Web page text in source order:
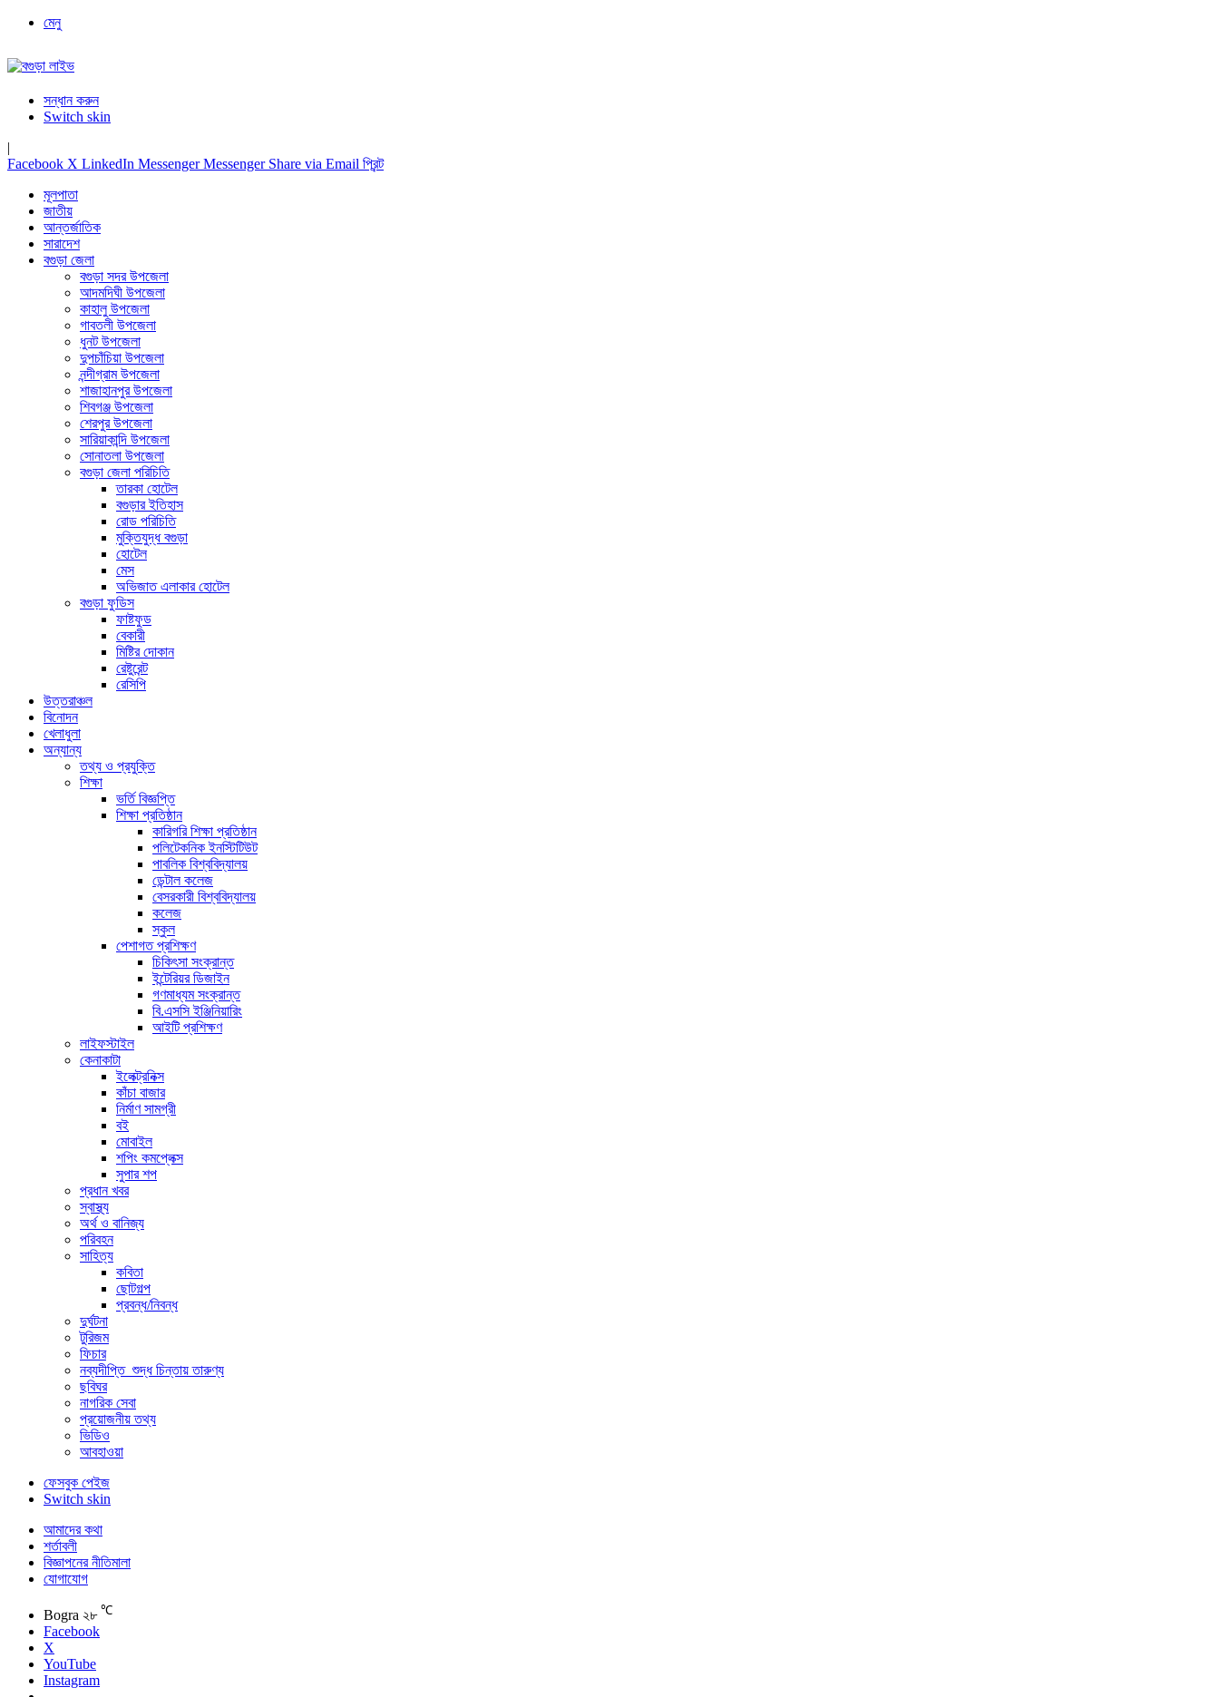
মেনু
সন্ধান করুন
Switch skin
|
Facebook X LinkedIn Messenger Messenger Share via Email প্রিন্ট
মূলপাতা
জাতীয়
আন্তর্জাতিক
সারাদেশ
বগুড়া জেলা
বগুড়া সদর উপজেলা
আদমদিঘী উপজেলা
কাহালু উপজেলা
গাবতলী উপজেলা
ধুনট উপজেলা
দুপচাঁচিয়া উপজেলা
নন্দীগ্রাম উপজেলা
শাজাহানপুর উপজেলা
শিবগঞ্জ উপজেলা
শেরপুর উপজেলা
সারিয়াকান্দি উপজেলা
সোনাতলা উপজেলা
বগুড়া জেলা পরিচিতি
তারকা হোটেল
বগুড়ার ইতিহাস
রোড পরিচিতি
মুক্তিযুদ্ধ বগুড়া
হোটেল
মেস
অভিজাত এলাকার হোটেল
বগুড়া ফুডিস
ফাষ্টফুড
বেকারী
মিষ্টির দোকান
রেষ্টুরেন্ট
রেসিপি
উত্তরাঞ্চল
বিনোদন
খেলাধুলা
অন্যান্য
তথ্য ও প্রযুক্তি
শিক্ষা
ভর্তি বিজ্ঞপ্তি
শিক্ষা প্রতিষ্ঠান
কারিগরি শিক্ষা প্রতিষ্ঠান
পলিটেকনিক ইনস্টিটিউট
পাবলিক বিশ্ববিদ্যালয়
ডেন্টাল কলেজ
বেসরকারী বিশ্ববিদ্যালয়
কলেজ
স্কুল
পেশাগত প্রশিক্ষণ
চিকিৎসা সংক্রান্ত
ইন্টেরিয়র ডিজাইন
গণমাধ্যম সংক্রান্ত
বি.এসসি ইঞ্জিনিয়ারিং
আইটি প্রশিক্ষণ
লাইফস্টাইল
কেনাকাটা
ইলেক্ট্রনিক্স
কাঁচা বাজার
নির্মাণ সামগ্রী
বই
মোবাইল
শপিং কমপ্লেক্স
সুপার শপ
প্রধান খবর
স্বাস্থ্য
অর্থ ও বানিজ্য
পরিবহন
সাহিত্য
কবিতা
ছোটগল্প
প্রবন্ধ/নিবন্ধ
দুর্ঘটনা
টুরিজম
ফিচার
নব্যদীপ্তি_শুদ্ধ চিন্তায় তারুণ্য
ছবিঘর
নাগরিক সেবা
প্রয়োজনীয় তথ্য
ভিডিও
আবহাওয়া
ফেসবুক পেইজ
Switch skin
আমাদের কথা
শর্তাবলী
বিজ্ঞাপনের নীতিমালা
যোগাযোগ
Bogra ২৮ ℃
Facebook
X
YouTube
Instagram